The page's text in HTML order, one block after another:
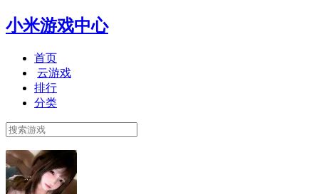
小米游戏中心
首页
云游戏
排行
分类